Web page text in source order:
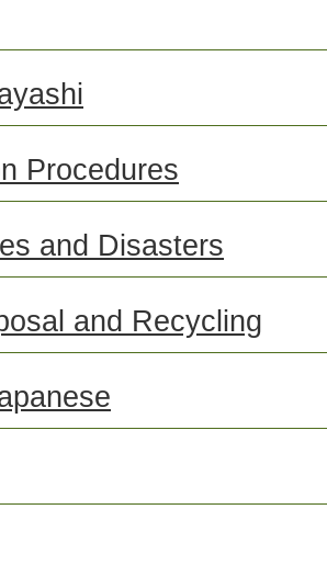
Procedures
and Disasters
and Recycling